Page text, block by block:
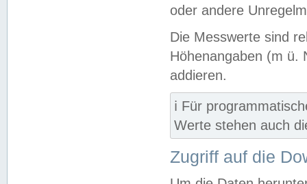
oder andere
Die Messwerte sind
Höhenangaben (m ü.
addieren.
ℹ️ Für
Werte stehen auch
Zugriff auf die